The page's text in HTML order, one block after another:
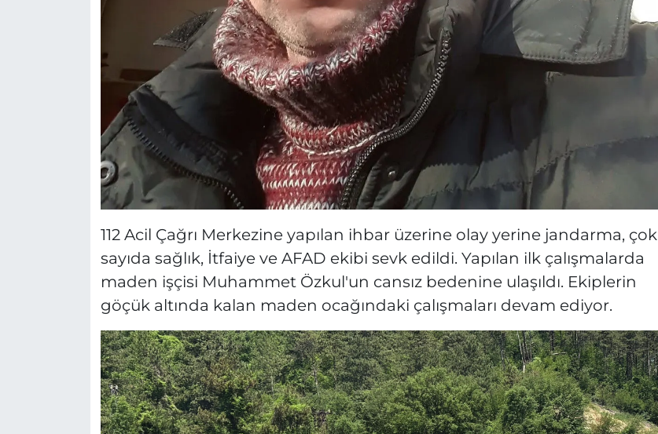
112 Acil Çağrı Merkezine yapılan ihbar üzerine olay yerine jandarma, çok
sayıda sağlık, İtfaiye ve AFAD ekibi sevk edildi. Yapılan ilk çalışmalarda
maden işçisi Muhammet Özkul'un cansız bedenine ulaşıldı. Ekiplerin
göçük altında kalan maden ocağındaki çalışmaları devam ediyor.